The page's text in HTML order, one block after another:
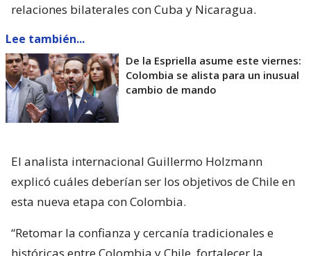
relaciones bilaterales con Cuba y Nicaragua.
Lee también...
De la Espriella asume este viernes:
Colombia se alista para un inusual
cambio de mando
El analista internacional Guillermo Holzmann
explicó cuáles deberían ser los objetivos de Chile en
esta nueva etapa con Colombia.
“Retomar la confianza y cercanía tradicionales e
históricas entre Colombia y Chile, fortalecer la